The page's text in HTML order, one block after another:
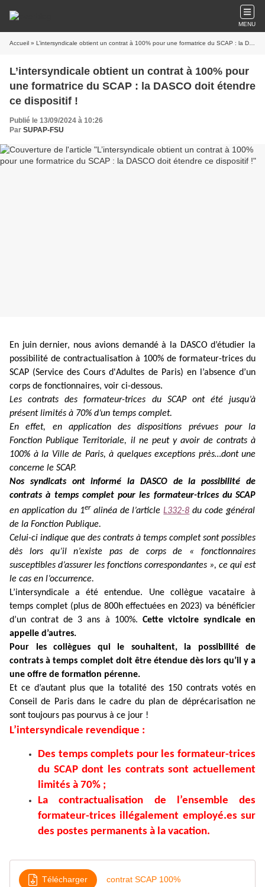
MENU
Accueil » L’intersyndicale obtient un contrat à 100% pour une formatrice du SCAP : la DASCO doit étendre ce dispositif !
L’intersyndicale obtient un contrat à 100% pour
une formatrice du SCAP : la DASCO doit étendre
ce dispositif !
Publié le 13/09/2024 à 10:26
Par SUPAP-FSU
En juin dernier, nous avions demandé à la DASCO d’étudier la
possibilité de contractualisation à 100% de formateur-trices du
SCAP (Service des Cours d'Adultes de Paris) en l’absence d’un
corps de fonctionnaires, voir ci-dessous.
Les contrats des formateur-trices du SCAP ont été jusqu’à
présent limités à 70% d’un temps complet.
En effet, en application des dispositions prévues pour la
Fonction Publique Territoriale, il ne peut y avoir de contrats à
100% à la Ville de Paris, à quelques exceptions près…dont une
concerne le SCAP.
Nos syndicats ont informé la DASCO de la possibilité de
contrats à temps complet pour les formateur-trices du SCAP
en application du 1eralinéa de l’articleL332-8 du code général
de la Fonction Publique.
Celui-ci indique que des contrats à temps complet sont possibles
dès lors qu’il n’existe pas de corps de « fonctionnaires
susceptibles d’assurer les fonctions correspondantes », ce qui est
le cas en l’occurrence.
L’intersyndicale a été entendue. Une collègue vacataire à
temps complet (plus de 800h effectuées en 2023) va bénéficier
d’un contrat de 3 ans à 100%. Cette victoire syndicale en
appelle d’autres.
Pour les collègues qui le souhaitent, la possibilité de
contrats à temps complet doit être étendue dès lors qu’il y a
une offre de formation pérenne.
Et ce d’autant plus que la totalité des 150 contrats votés en
Conseil de Paris dans le cadre du plan de déprécarisation ne
sont toujours pas pourvus à ce jour !
L’intersyndicale revendique :
Des temps complets pour les formateur-trices
du SCAP dont les contrats sont actuellement
limités à 70% ;
La contractualisation de l’ensemble des
formateur-trices i llégalement employé.es sur
des postes permanents à la vacation.
Télécharger contrat SCAP 100%